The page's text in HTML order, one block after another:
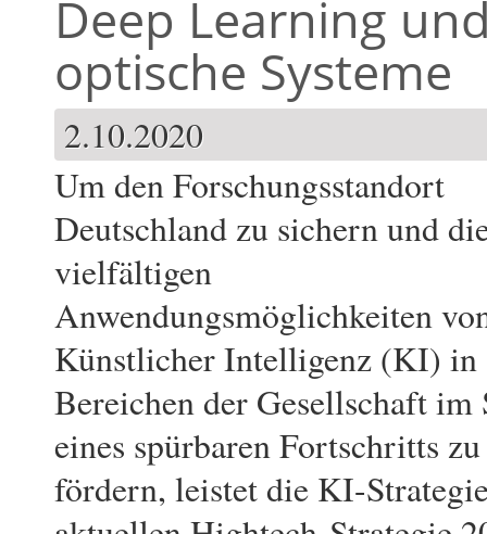
Deep Learning
optische Systeme
2.10.2020
Um den Forschungsstandort
Deutschland zu sichern und
vielfältigen
Anwendungsmöglichkeiten
Künstlicher Intelligenz (KI) in
Bereichen der Gesellschaft im
eines spürbaren Fortschritts zu
fördern, leistet die KI-